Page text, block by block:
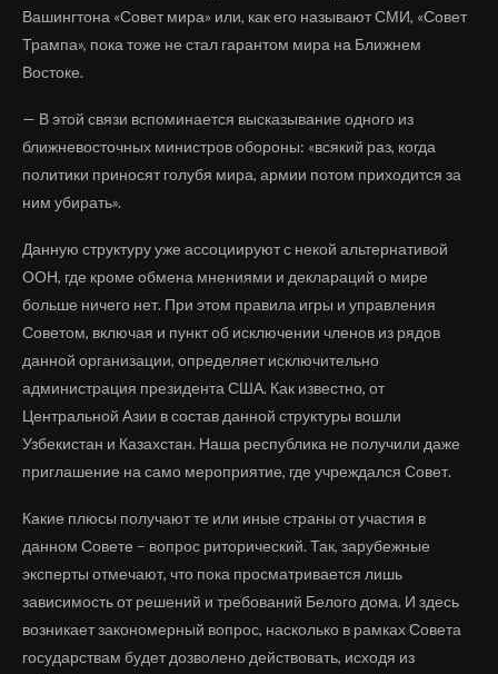
Вашингтона «Совет мира» или, как его называют СМИ, «Совет
Трампа», пока тоже не стал гарантом мира на Ближнем
Востоке.
— В этой связи вспоминается высказывание одного из
ближневосточных министров обороны: «всякий раз, когда
политики приносят голубя мира, армии потом приходится за
ним убирать».
Данную структуру уже ассоциируют с некой альтернативой
ООН, где кроме обмена мнениями и деклараций о мире
больше ничего нет. При этом правила игры и управления
Советом, включая и пункт об исключении членов из рядов
данной организации, определяет исключительно
администрация президента США. Как известно, от
Центральной Азии в состав данной структуры вошли
Узбекистан и Казахстан. Наша республика не получили даже
приглашение на само мероприятие, где учреждался Совет.
Какие плюсы получают те или иные страны от участия в
данном Совете – вопрос риторический. Так, зарубежные
эксперты отмечают, что пока просматривается лишь
зависимость от решений и требований Белого дома. И здесь
возникает закономерный вопрос, насколько в рамках Совета
государствам будет дозволено действовать, исходя из